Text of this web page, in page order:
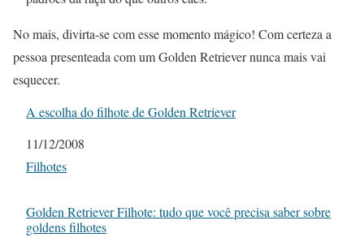
No mais, divirta-se com esse momento mágico! Com certeza a
pessoa presenteada com um Golden Retriever nunca mais vai
esquecer.
A escolha do filhote de Golden Retriever
Data
11/12/2008
Em relação a
Filhotes
Golden Retriever Filhote: tudo que você precisa saber sobre
goldens filhotes